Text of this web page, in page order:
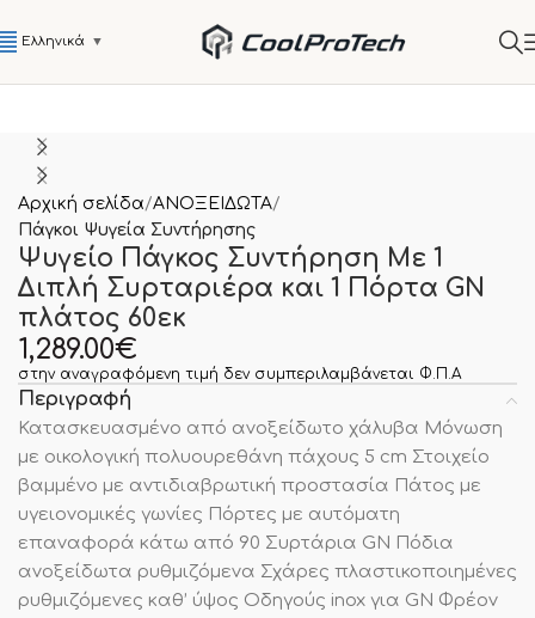
Ελληνικά ▼
Αρχική σελίδα ΑΝΟΞΕΙΔΩΤΑ
Πάγκοι Ψυγεία Συντήρησης
Ψυγείο Πάγκος Συντήρηση Με 1
Διπλή Συρταριέρα και 1 Πόρτα GN
πλάτος 60εκ
1,289.00€
στην αναγραφόμενη τιμή δεν συμπεριλαμβάνεται Φ.Π.Α
Περιγραφή
Κατασκευασμένο από ανοξείδωτο χάλυβα Μόνωση
με οικολογική πολυουρεθάνη πάχους 5 cm Στοιχείο
βαμμένο με αντιδιαβρωτική προστασία Πάτος με
υγειονομικές γωνίες Πόρτες με αυτόματη
επαναφορά κάτω από 90 Συρτάρια GN Πόδια
ανοξείδωτα ρυθμιζόμενα Σχάρες πλαστικοποιημένες
ρυθμιζόμενες καθ’ ύψος Οδηγούς inox για GN Φρέον